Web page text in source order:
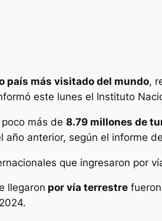
país más visitado del mundo,
este lunes el Instituto
más de 8.79 millones de
año anterior, según el informe
que ingresaron por
llegaron por vía terrestre